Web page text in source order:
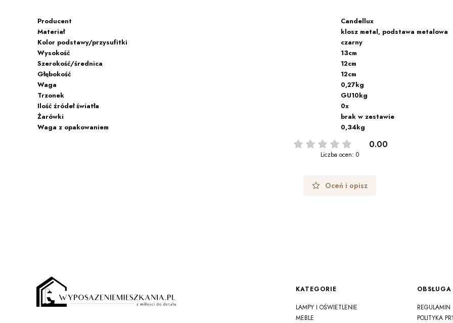
Producent
Candellux
Materiał
klosz metal, podstawa metalowa
Kolor podstawy/przysufitki
czarny
Wysokość
13cm
Szerokość/średnica
12cm
Głębokość
12cm
Waga
0,27kg
Trzonek
GU10kg
Ilość źródeł światła
0x
Żarówki
brak w zestawie
Waga z opakowaniem
0,34kg
0.00
Liczba ocen: 0
Oceń i opisz
Linki w stopce
KATEGORIE
LAMPY I OŚWIETLENIE
MEBLE
REGULAMIN
POLITYKA